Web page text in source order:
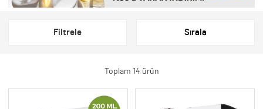
Filtrele Sırala
Toplam 14 ürün